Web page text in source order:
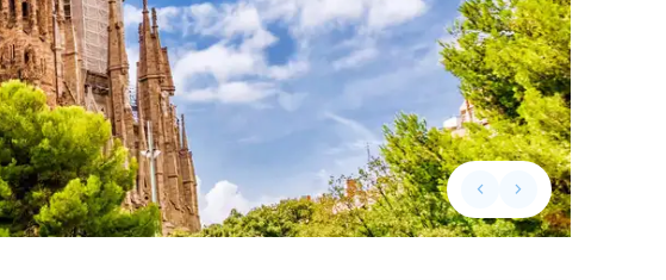
keyboard_arrow_leftPrevious slide
keyboard_arrow_rightNext slide